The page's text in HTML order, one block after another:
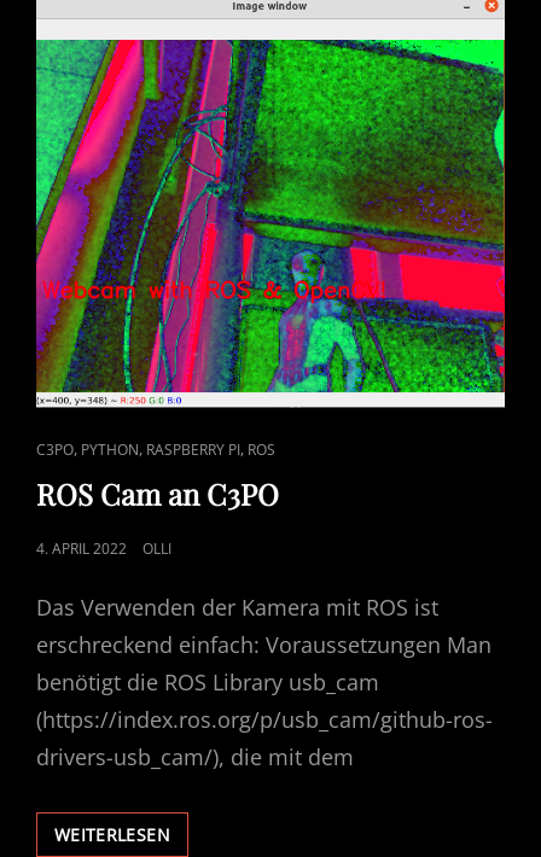
CAT
LINKS
C3PO, PYTHON, RASPBERRY PI, ROS
ROS Cam an C3PO
POSTED
4. APRIL 2022 OLLI
Das Verwenden der Kamera mit ROS ist
erschreckend einfach: Voraussetzungen Man
benötigt die ROS Library usb_cam
(https://index.ros.org/p/usb_cam/github-ros-
drivers-usb_cam/), die mit dem
WEITERLESENROS